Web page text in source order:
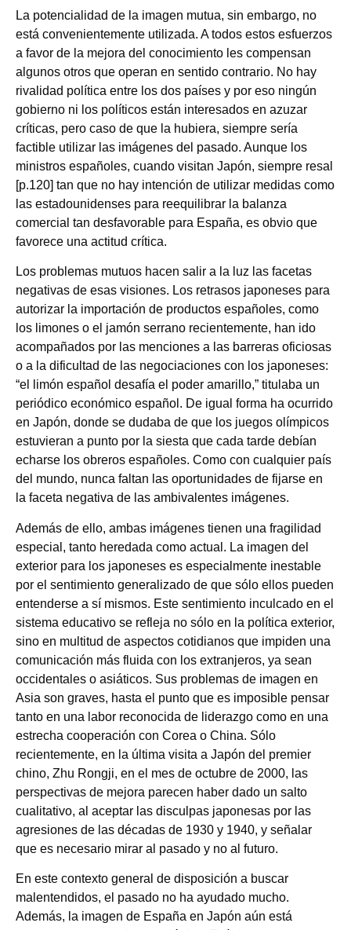
La potencialidad de la imagen mutua, sin embargo, no
está convenientemente utilizada. A todos estos esfuerzos
a favor de la mejora del conocimiento les compensan
algunos otros que operan en sentido contrario. No hay
rivalidad política entre los dos países y por eso ningún
gobierno ni los políticos están interesados en azuzar
críticas, pero caso de que la hubiera, siempre sería
factible utilizar las imágenes del pasado. Aunque los
ministros españoles, cuando visitan Japón, siempre resal
[p.120] tan que no hay intención de utilizar medidas como
las estadounidenses para reequilibrar la balanza
comercial tan desfavorable para España, es obvio que
favorece una actitud crítica.
Los problemas mutuos hacen salir a la luz las facetas
negativas de esas visiones. Los retrasos japoneses para
autorizar la importación de productos españoles, como
los limones o el jamón serrano recientemente, han ido
acompañados por las menciones a las barreras oficiosas
o a la dificultad de las negociaciones con los japoneses:
“el limón español desafía el poder amarillo,” titulaba un
periódico económico español. De igual forma ha ocurrido
en Japón, donde se dudaba de que los juegos olímpicos
estuvieran a punto por la siesta que cada tarde debían
echarse los obreros españoles. Como con cualquier país
del mundo, nunca faltan las oportunidades de fijarse en
la faceta negativa de las ambivalentes imágenes.
Además de ello, ambas imágenes tienen una fragilidad
especial, tanto heredada como actual. La imagen del
exterior para los japoneses es especialmente inestable
por el sentimiento generalizado de que sólo ellos pueden
entenderse a sí mismos. Este sentimiento inculcado en el
sistema educativo se refleja no sólo en la política exterior,
sino en multitud de aspectos cotidianos que impiden una
comunicación más fluida con los extranjeros, ya sean
occidentales o asiáticos. Sus problemas de imagen en
Asia son graves, hasta el punto que es imposible pensar
tanto en una labor reconocida de liderazgo como en una
estrecha cooperación con Corea o China. Sólo
recientemente, en la última visita a Japón del premier
chino, Zhu Rongji, en el mes de octubre de 2000, las
perspectivas de mejora parecen haber dado un salto
cualitativo, al aceptar las disculpas japonesas por las
agresiones de las décadas de 1930 y 1940, y señalar
que es necesario mirar al pasado y no al futuro.
En este contexto general de disposición a buscar
malentendidos, el pasado no ha ayudado mucho.
Además, la imagen de España en Japón aún está